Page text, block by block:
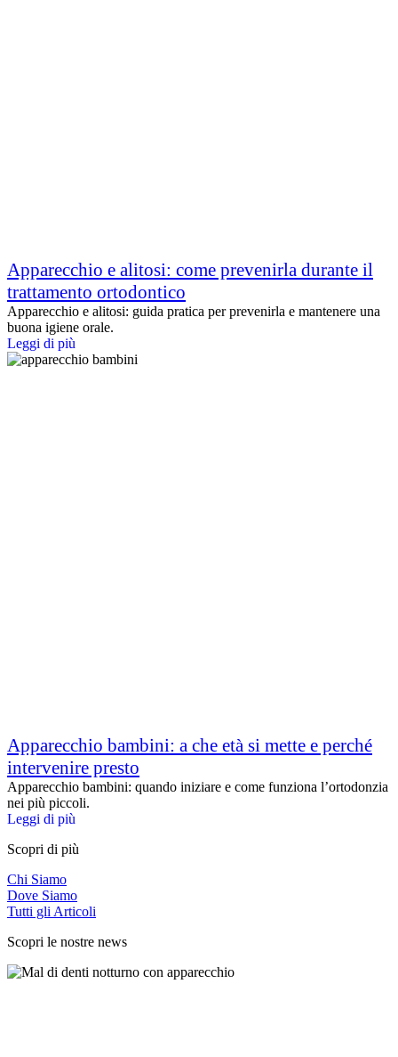
Apparecchio e alitosi: come prevenirla durante il
trattamento ortodontico
Apparecchio e alitosi: guida pratica per prevenirla e mantenere una
buona igiene orale.
Leggi di più
Apparecchio bambini: a che età si mette e perché
intervenire presto
Apparecchio bambini: quando iniziare e come funziona l’ortodonzia
nei più piccoli.
Leggi di più
Scopri di più
Chi Siamo
Dove Siamo
Tutti gli Articoli
Scopri le nostre news